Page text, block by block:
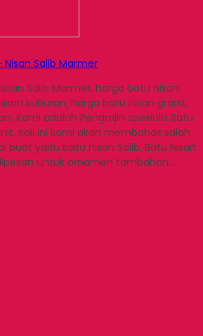
Nisan Salib Marmer
Salib Marmer, harga batu nisan
kuburan, harga batu nisan granit,
Kami adalah Pengrajin spesialis Batu
Kali ini kami akan membahas salah
buat yaitu batu nisan Salib. Batu Nisan
untuk ornamen tambahan…